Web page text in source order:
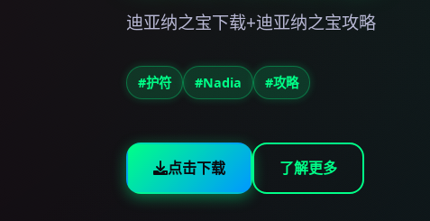
迪亚纳之宝下载+迪亚纳之宝攻略
#护符 #Nadia #攻略
点击下载 了解更多